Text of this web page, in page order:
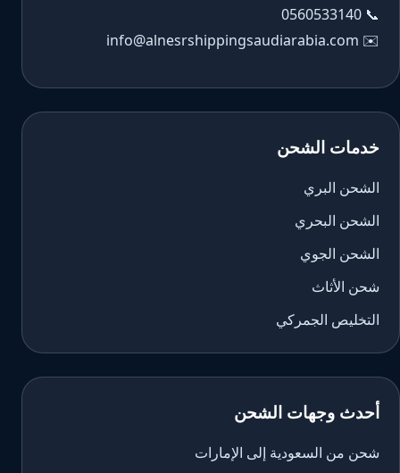
📞
0560533140
✉️
info@alnesrshippingsaudiarabia.com
خدمات الشحن
الشحن البري
الشحن البحري
الشحن الجوي
شحن الأثاث
التخليص الجمركي
أحدث وجهات الشحن
شحن من السعودية إلى الإمارات